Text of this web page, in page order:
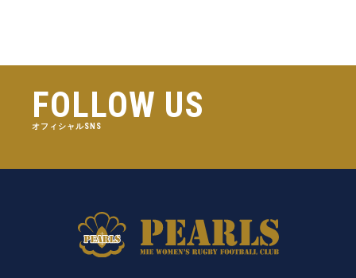
FOLLOW US
オフィシャルSNS